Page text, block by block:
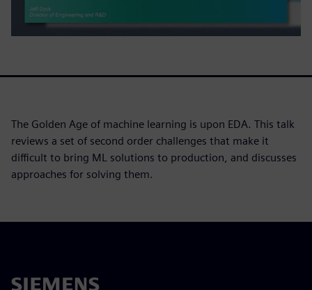
The Golden Age of machine learning is upon EDA. This talk
reviews a set of second order challenges that make it
difficult to bring ML solutions to production, and discusses
approaches for solving them.